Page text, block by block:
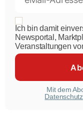
Ich bin damit
Newsportal,
Veranstaltungen
Mit dem